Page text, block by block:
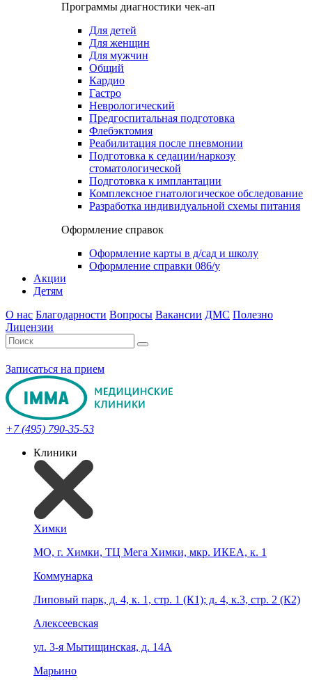
Программы диагностики чек-ап
Для детей
Для женщин
Для мужчин
Общий
Кардио
Гастро
Неврологический
Предгоспитальная подготовка
Флебэктомия
Реабилитация после пневмонии
Подготовка к седации/наркозу
стоматологической
Подготовка к имплантации
Комплексное гнатологическое обследование
Разработка индивидуальной схемы питания
Оформление справок
Оформление карты в д/сад и школу
Оформление справки 086/у
Акции
Детям
О нас Благодарности Вопросы Вакансии ДМС Полезно
Лицензии
Записаться на прием
+7 (495) 790-35-53
Клиники
Химки
МО, г. Химки, ТЦ Мега Химки, мкр. ИКЕА, к. 1
Коммунарка
Липовый парк, д. 4, к. 1, стр. 1 (К1); д. 4, к.3, стр. 2 (К2)
Алексеевская
ул. 3-я Мытищинская, д. 14А
Марьино